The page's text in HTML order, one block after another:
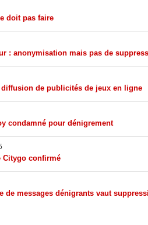
doit pas faire
: anonymisation mais pas de
de publicités de jeux en ligne
condamné pour dénigrement
Citygo confirmé
de messages dénigrants vaut